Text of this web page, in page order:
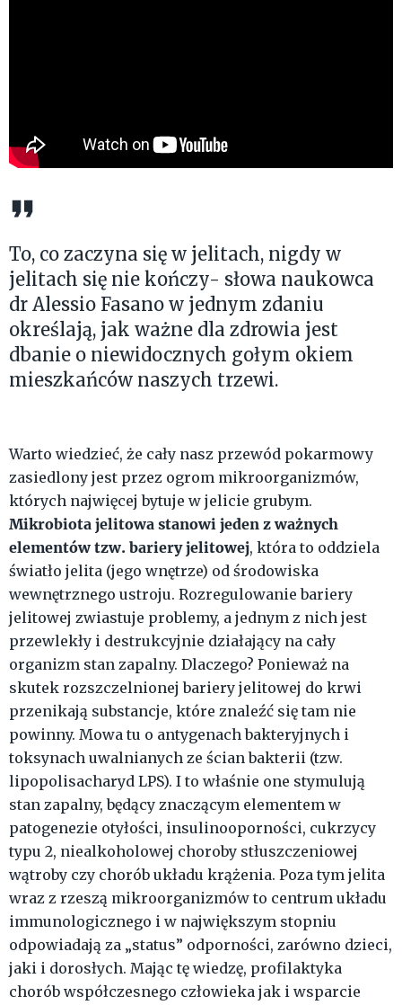
To, co zaczyna się w jelitach, nigdy w
jelitach się nie kończy- słowa naukowca
dr Alessio Fasano w jednym zdaniu
określają, jak ważne dla zdrowia jest
dbanie o niewidocznych gołym okiem
mieszkańców naszych trzewi.
Warto wiedzieć, że cały nasz przewód pokarmowy
zasiedlony jest przez ogrom mikroorganizmów,
których najwięcej bytuje w jelicie grubym.
Mikrobiota jelitowa stanowi jeden z ważnych
elementów tzw. bariery jelitowej, która to oddziela
światło jelita (jego wnętrze) od środowiska
wewnętrznego ustroju. Rozregulowanie bariery
jelitowej zwiastuje problemy, a jednym z nich jest
przewlekły i destrukcyjnie działający na cały
organizm stan zapalny. Dlaczego? Ponieważ na
skutek rozszczelnionej bariery jelitowej do krwi
przenikają substancje, które znaleźć się tam nie
powinny. Mowa tu o antygenach bakteryjnych i
toksynach uwalnianych ze ścian bakterii (tzw.
lipopolisacharyd LPS). I to właśnie one stymulują
stan zapalny, będący znaczącym elementem w
patogenezie otyłości, insulinooporności, cukrzycy
typu 2, niealkoholowej choroby stłuszczeniowej
wątroby czy chorób układu krążenia. Poza tym jelita
wraz z rzeszą mikroorganizmów to centrum układu
immunologicznego i w największym stopniu
odpowiadają za „status” odporności, zarówno dzieci,
jaki i dorosłych. Mając tę wiedzę, profilaktyka
chorób współczesnego człowieka jak i wsparcie